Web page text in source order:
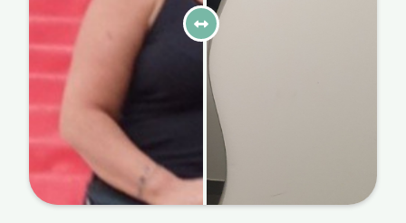
courriels, l'heure à laquelle vous le faites
ainsi que des informations sur le terminal
que vous utilisez. Pour en savoir plus sur
ces traceurs, voir notre
confidentialité
Je reçois mon cadeau !
Votre adresse email sera utilisée par Digital Prisma Players
pour vous envoyer votre newsletter contenant des offres
commerciales personnalisées. Vous pourrez vous
désinscrire en utilisant le lien de désabonnement intégré
dans la newsletter. Pour en savoir plus et exercer vos droits,
prenez connaissance de notreCharte de Confidentialité